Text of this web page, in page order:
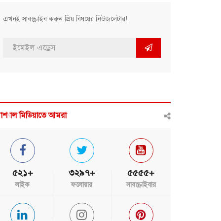
এখনই সাবস্ক্রাইব করুন প্রিয় বিষয়ের নিউজলেটার!
মিডিয়াতে আমরা
৫২১+
লাইক
৩২৯৭+
ফলোয়ার
৫৫৫৫+
সাবস্ক্রাইবার